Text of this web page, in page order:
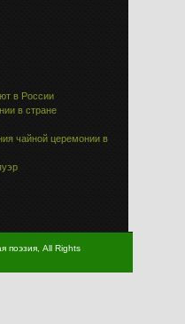
в России
в стране
чайной церемонии в
поэзия, All Rights